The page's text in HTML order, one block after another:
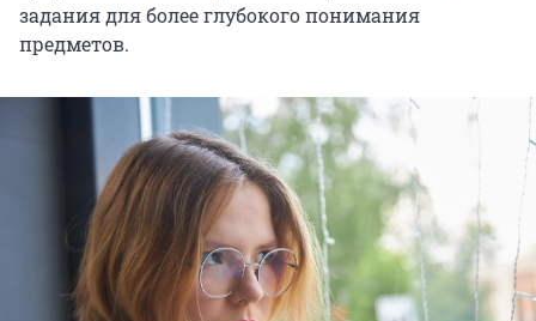
задания для более глубокого понимания
предметов.